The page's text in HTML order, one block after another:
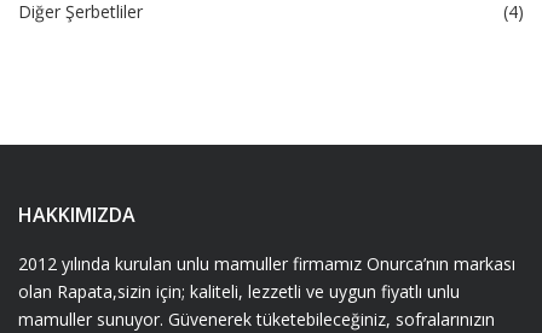
Diğer Şerbetliler
(4)
HAKKIMIZDA
2012 yılında kurulan unlu mamuller firmamız Onurca’nın markası
olan Rapata,sizin için; kaliteli, lezzetli ve uygun fiyatlı unlu
mamuller sunuyor. Güvenerek tüketebileceğiniz, sofralarınızın